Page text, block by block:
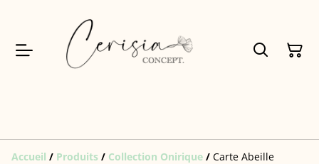
Accueil / Produits / Collection Onirique / Carte Abeille